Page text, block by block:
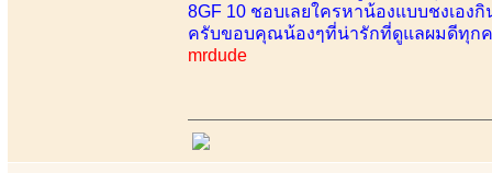
8GF 10 ชอบเลยใครหาน้องแบบชงเอง
ครับขอบคุณน้องๆที่น่ารักที่ดูแลผมดีทุกค
mrdude